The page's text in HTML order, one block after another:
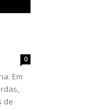
0
Em
de